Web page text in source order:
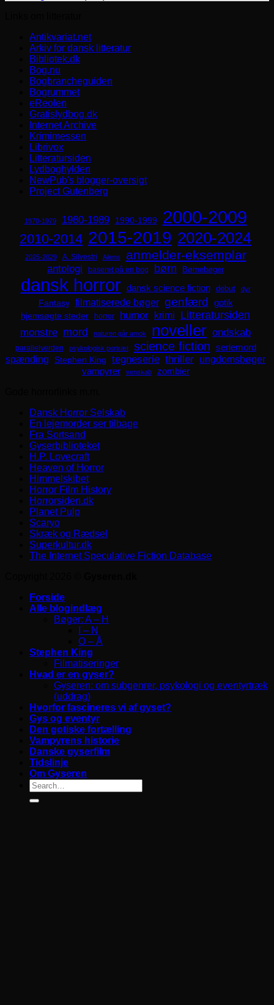
Antikvariat.net
Arkiv for dansk litteratur
Bibliotek.dk
Bog.nu
Bogbrancheguiden
Bogrummet
eReolen
Gratislydbog.dk
Internet Archive
Krimimessen
Librivox
Litteratursiden
Lydboghylden
NewPub's blogger-oversigt
Project Gutenberg
1970-1979 1980-1989 1990-1999 2000-2009
2010-2014 2015-2019 2020-2024
2025-2029 A. Silvestri Aliens anmelder-eksemplar
antologi baseret på en bog børn Børnebøger
dansk horror dansk science fiction debut dyr
Fantasy filmatiserede bøger genfærd
gotik
hjemsøgte steder
horror humor krimi Litteratursiden
monstre mord naturen går amok noveller ondskab
parallelverden psykologisk portræt science fiction seriemord
spænding Stephen King tegneserie thriller ungdomsbøger
vampyrer venskab
zombier
Dansk Horror Selskab
En lejemorder ser tilbage
Fra Sortsand
Gyserbiblioteket
H.P. Lovecraft
Heaven of Horror
Himmelskibet
Horror Film History
Horrorsiden.dk
Planet Pulp
Scaryo
Skræk og Rædsel
Superkultur.dk
The Internet Speculative Fiction Database
Forside
Alle blogindlæg
Bøger: A – H
I – N
O – Å
Stephen King
Filmatiseringer
Hvad er en gyser?
Gyseren: om subgenrer, psykologi og eventyrtræk
(uddrag)
Hvorfor fascineres vi af gyset?
Gys og eventyr
Den gotiske fortælling
Vampyrens historie
Danske gyserfilm
Tidslinje
Om Gyseren